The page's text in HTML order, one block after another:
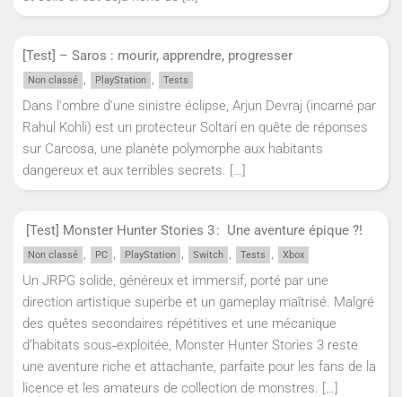
[Test] – Saros : mourir, apprendre, progresser
Non classé , PlayStation , Tests
Dans l'ombre d'une sinistre éclipse, Arjun Devraj (incarné par
Rahul Kohli) est un protecteur Soltari en quête de réponses
sur Carcosa, une planète polymorphe aux habitants
dangereux et aux terribles secrets. […]
[Test] Monster Hunter Stories 3 : Une aventure épique ?!
Non classé PC PlayStation Switch Tests Xbox
Un JRPG solide, généreux et immersif, porté par une
direction artistique superbe et un gameplay maîtrisé. Malgré
des quêtes secondaires répétitives et une mécanique
d’habitats sous‑exploitée, Monster Hunter Stories 3 reste
une aventure riche et attachante, parfaite pour les fans de la
licence et les amateurs de collection de monstres.
[…]